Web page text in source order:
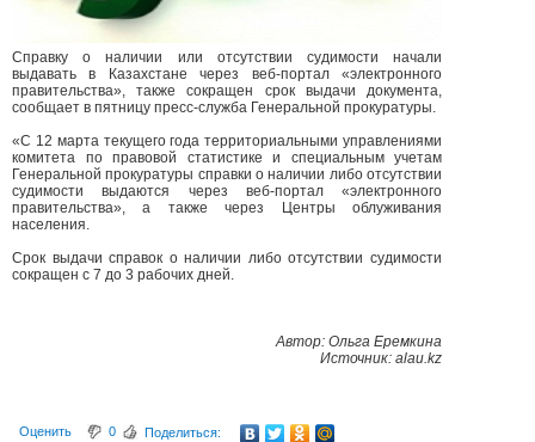
Справку о наличии или отсутствии судимости начали
выдавать в Казахстане через веб-портал «электронного
правительства», также сокращен срок выдачи документа,
сообщает в пятницу пресс-служба Генеральной прокуратуры.
«С 12 марта текущего года территориальными управлениями
комитета по правовой статистике и специальным учетам
Генеральной прокуратуры справки о наличии либо отсутствии
судимости выдаются через веб-портал «электронного
правительства», а также через Центры облуживания
населения.
Срок выдачи справок о наличии либо отсутствии судимости
сокращен с 7 до 3 рабочих дней.
Автор: Ольга Еремкина
Источник: alau.kz
Оценить 0 Поделиться: